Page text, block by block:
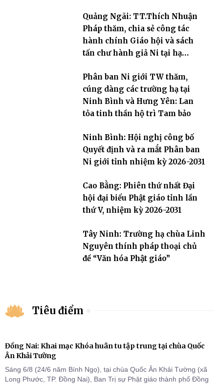
Quảng Ngãi: TT.Thích Nhuận
Pháp thăm, chia sẻ công tác
hành chính Giáo hội và sách
tấn chư hành giả Ni tại hạ
tỉnh
Phân ban Ni giới TW thăm,
cúng dàng các trường hạ tại
Ninh Bình và Hưng Yên: Lan
tỏa tinh thần hộ trì Tam bảo
Ninh Bình: Hội nghị công bố
Quyết định và ra mắt Phân ban
Ni giới tỉnh nhiệm kỳ 2026-2031
Cao Bằng: Phiên thứ nhất Đại
hội đại biểu Phật giáo tỉnh lần
thứ V, nhiệm kỳ 2026-2031
Tây Ninh: Trường hạ chùa Linh
Nguyên thính pháp thoại chủ
đề “Văn hóa Phật giáo”
Tiêu điểm
Đồng Nai: Khai mạc Khóa huân tu tập trung tại chùa Quốc
Ân Khải Tường
Sáng 6/8 (24/6 năm Bính Ngọ), tại chùa Quốc Ân Khải Tường (xã
Long Phước, TP. Đồng Nai), Ban Trị sự Phật giáo thành phố Đồng